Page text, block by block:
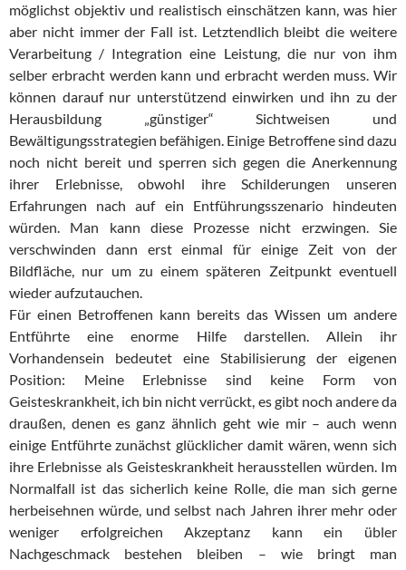
möglichst objektiv und realistisch einschätzen kann, was hier
aber nicht immer der Fall ist. Letztendlich bleibt die weitere
Verarbeitung / Integration eine Leistung, die nur von ihm
selber erbracht werden kann und erbracht werden muss. Wir
können darauf nur unterstützend einwirken und ihn zu der
Herausbildung „günstiger“ Sichtweisen und
Bewältigungsstrategien befähigen. Einige Betroffene sind dazu
noch nicht bereit und sperren sich gegen die Anerkennung
ihrer Erlebnisse, obwohl ihre Schilderungen unseren
Erfahrungen nach auf ein Entführungsszenario hindeuten
würden. Man kann diese Prozesse nicht erzwingen. Sie
verschwinden dann erst einmal für einige Zeit von der
Bildfläche, nur um zu einem späteren Zeitpunkt eventuell
wieder aufzutauchen.
Für einen Betroffenen kann bereits das Wissen um andere
Entführte eine enorme Hilfe darstellen. Allein ihr
Vorhandensein bedeutet eine Stabilisierung der eigenen
Position: Meine Erlebnisse sind keine Form von
Geisteskrankheit, ich bin nicht verrückt, es gibt noch andere da
draußen, denen es ganz ähnlich geht wie mir – auch wenn
einige Entführte zunächst glücklicher damit wären, wenn sich
ihre Erlebnisse als Geisteskrankheit herausstellen würden. Im
Normalfall ist das sicherlich keine Rolle, die man sich gerne
herbeisehnen würde, und selbst nach Jahren ihrer mehr oder
weniger erfolgreichen Akzeptanz kann ein übler
Nachgeschmack bestehen bleiben – wie bringt man